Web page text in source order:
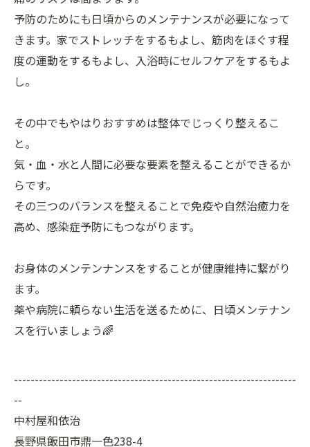
予防のためにも日頃からのメンテナンスが必要になって
きます。家でストレッチをするもよし、筋肉をほぐす程
度の運動をするもよし、入浴時にセルフケアをするもよ
し。
その中でもやはりおすすめは整体でじっくり整えるこ
と。
気・血・水と人間に必要な要素を整えることができるか
らです。
その三つのバランスを整えることで免疫や自然治癒力を
高め、感染症予防にもつながります。
お身体のメンテンナンスをすることが健康維持に繋がり
ます。
薬や病院に頼らない生活を送るために、日頃メンテナン
スを行いましょう🌈
--------------------------------------------------------------------
--
中村屋和依治
長野県飯田市鼎一色238-4